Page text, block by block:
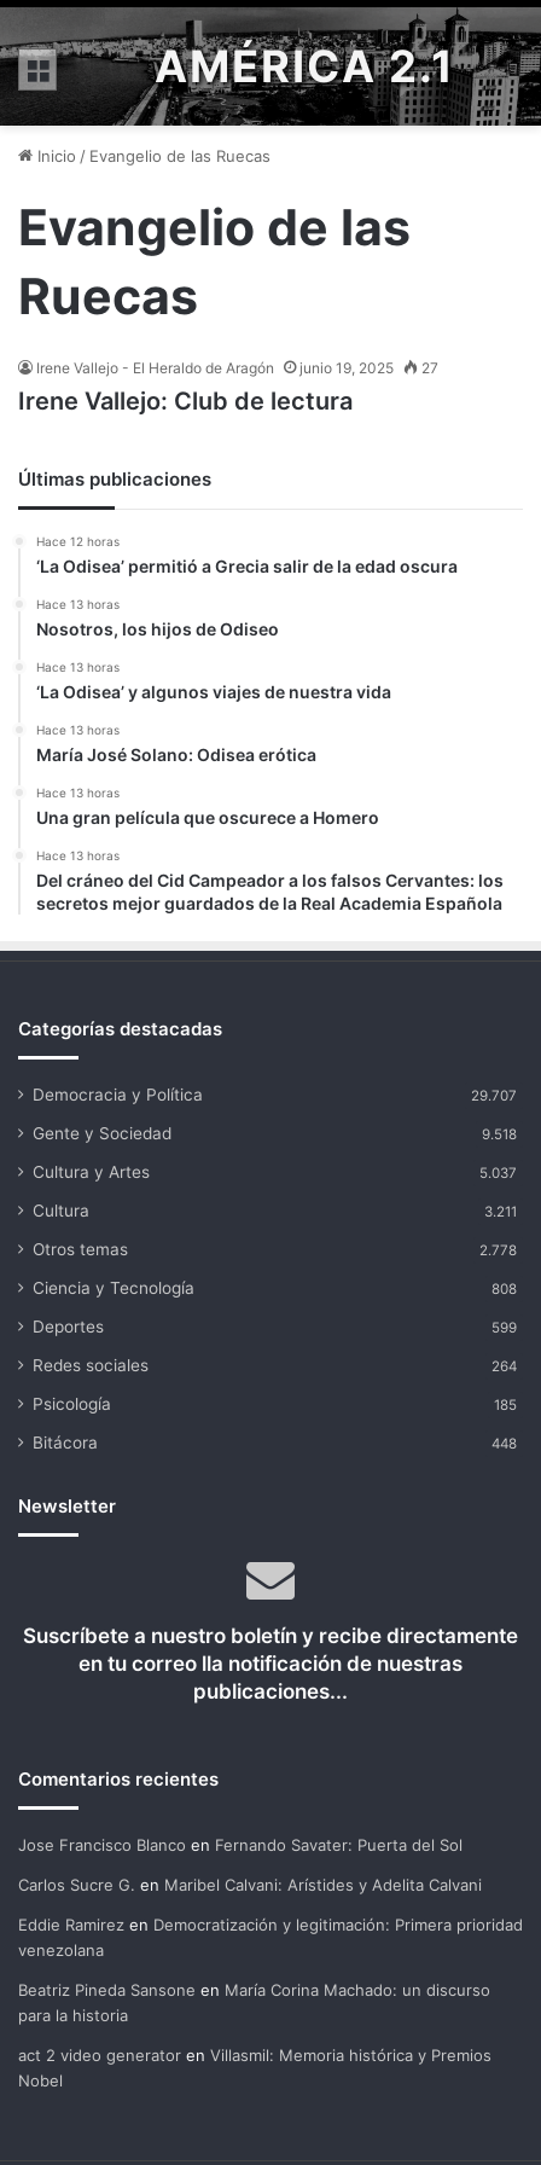
Menú AMÉRICA 2.1
Inicio / Evangelio de las Ruecas
Evangelio de las
Ruecas
Irene Vallejo - El Heraldo de Aragón junio 19, 2025 27
Irene Vallejo: Club de lectura
Últimas publicaciones
Hace 12 horas
‘La Odisea’ permitió a Grecia salir de la edad oscura
Hace 13 horas
Nosotros, los hijos de Odiseo
Hace 13 horas
‘La Odisea’ y algunos viajes de nuestra vida
Hace 13 horas
María José Solano: Odisea erótica
Hace 13 horas
Una gran película que oscurece a Homero
Hace 13 horas
Del cráneo del Cid Campeador a los falsos Cervantes: los
secretos mejor guardados de la Real Academia Española
Categorías destacadas
Democracia y Política 29.707
Gente y Sociedad 9.518
Cultura y Artes 5.037
Cultura 3.211
Otros temas 2.778
Ciencia y Tecnología 808
Deportes 599
Redes sociales 264
Psicología 185
Bitácora 448
Newsletter
Suscríbete a nuestro boletín y recibe directamente
en tu correo lla notificación de nuestras
publicaciones...
Comentarios recientes
Jose Francisco Blanco en Fernando Savater: Puerta del Sol
Carlos Sucre G. en Maribel Calvani: Arístides y Adelita Calvani
Eddie Ramirez en Democratización y legitimación: Primera prioridad
venezolana
Beatriz Pineda Sansone en María Corina Machado: un discurso
para la historia
act 2 video generator en Villasmil: Memoria histórica y Premios
Nobel